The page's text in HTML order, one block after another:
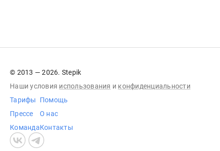
© 2013 — 2026. Stepik
Наши условия использования и конфиденциальности
Тарифы
Прессе
Команда
Помощь
О нас
Контакты